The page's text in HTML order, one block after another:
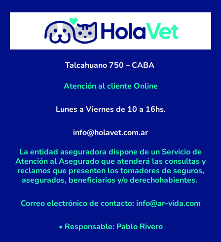
e
b
o
o
k
-
f
t
g
r
a
m
Talcahuano 750 – CABA
Atención al cliente Online
Lunes a Viernes de 10 a 16hs.
info@holavet.com.ar
La entidad aseguradora dispone de un Servicio de
Atención al Asegurado que atenderá las consultas y
reclamos que presenten los tomadores de seguros,
asegurados, beneficiarios y/o derechohabientes.
Correo electrónico de contacto: info@ar-vida.com
• Responsable: Pablo Rivero